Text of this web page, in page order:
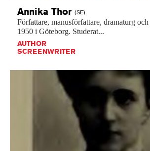
Annika Thor (SE)
Författare, manusförfattare, dramaturg och
1950 i Göteborg. Studerat...
AUTHOR
SCREENWRITER